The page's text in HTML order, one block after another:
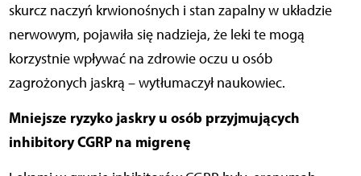
skurcz naczyń krwionośnych i stan zapalny w układzie
nerwowym, pojawiła się nadzieja, że leki te mogą
korzystnie wpływać na zdrowie oczu u osób
zagrożonych jaskrą – wytłumaczył naukowiec.
Mniejsze ryzyko jaskry u osób przyjmujących
inhibitory CGRP na migrenę